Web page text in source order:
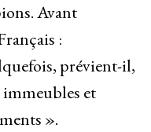
Avant
:
prévient-il,
immeubles et
».